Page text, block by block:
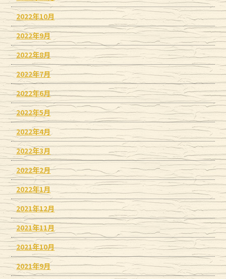
2022年10月
2022年9月
2022年8月
2022年7月
2022年6月
2022年5月
2022年4月
2022年3月
2022年2月
2022年1月
2021年12月
2021年11月
2021年10月
2021年9月